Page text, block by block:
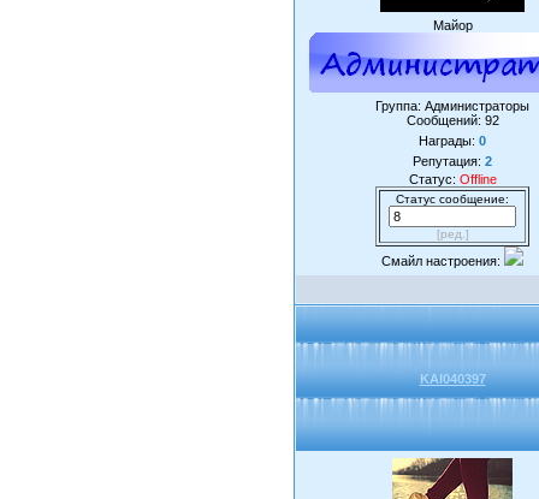
Майор
Группа: Администраторы
Сообщений: 92
Награды: 0
Репутация: 2
Статус: Offline
Статус сообщение:
[ред.]
Смайл настроения:
KAI040397